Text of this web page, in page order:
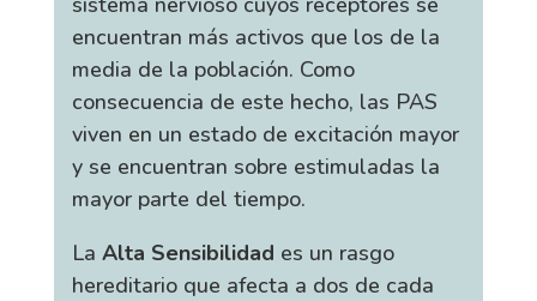
encuentran más activos que los de la
media de la población. Como
consecuencia de este hecho, las PAS
viven en un estado de excitación mayor
y se encuentran sobre estimuladas la
mayor parte del tiempo.
La Alta Sensibilidad es un rasgo
hereditario que afecta a dos de cada